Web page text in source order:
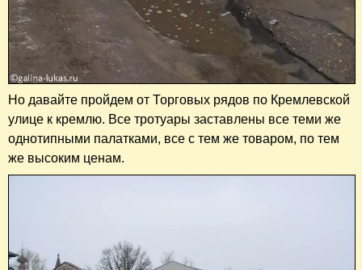
Но давайте пройдем от Торговых рядов по Кремлевской
улице к кремлю. Все тротуары заставлены все теми же
однотипными палатками, все с тем же товаром, по тем
же высоким ценам.